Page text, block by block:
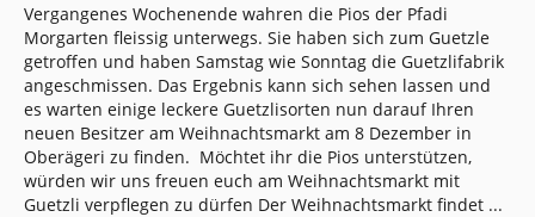
Vergangenes Wochenende wahren die Pios der Pfadi
Morgarten fleissig unterwegs. Sie haben sich zum Guetzle
getroffen und haben Samstag wie Sonntag die Guetzlifabrik
angeschmissen. Das Ergebnis kann sich sehen lassen und
es warten einige leckere Guetzlisorten nun darauf Ihren
neuen Besitzer am Weihnachtsmarkt am 8 Dezember in
Oberägeri zu finden. Möchtet ihr die Pios unterstützen,
würden wir uns freuen euch am Weihnachtsmarkt mit
Guetzli verpflegen zu dürfen Der Weihnachtsmarkt findet ...